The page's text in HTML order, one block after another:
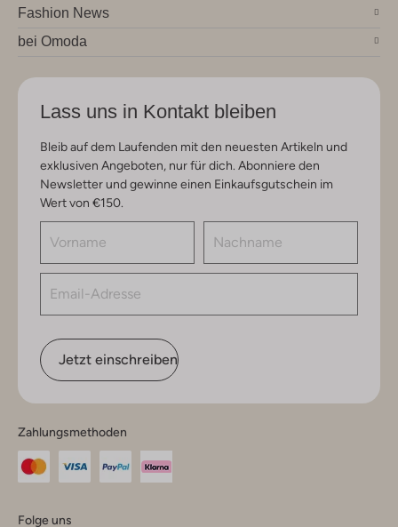
Fashion News
bei Omoda
Lass uns in Kontakt bleiben
Bleib auf dem Laufenden mit den neuesten Artikeln und
exklusiven Angeboten, nur für dich. Abonniere den
Newsletter und gewinne einen Einkaufsgutschein im
Wert von €150.
Jetzt einschreiben
Zahlungsmethoden
Folge uns